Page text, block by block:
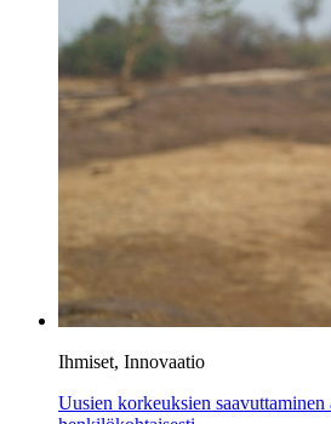
Ihmiset, Innovaatio
Uusien korkeuksien saavuttaminen